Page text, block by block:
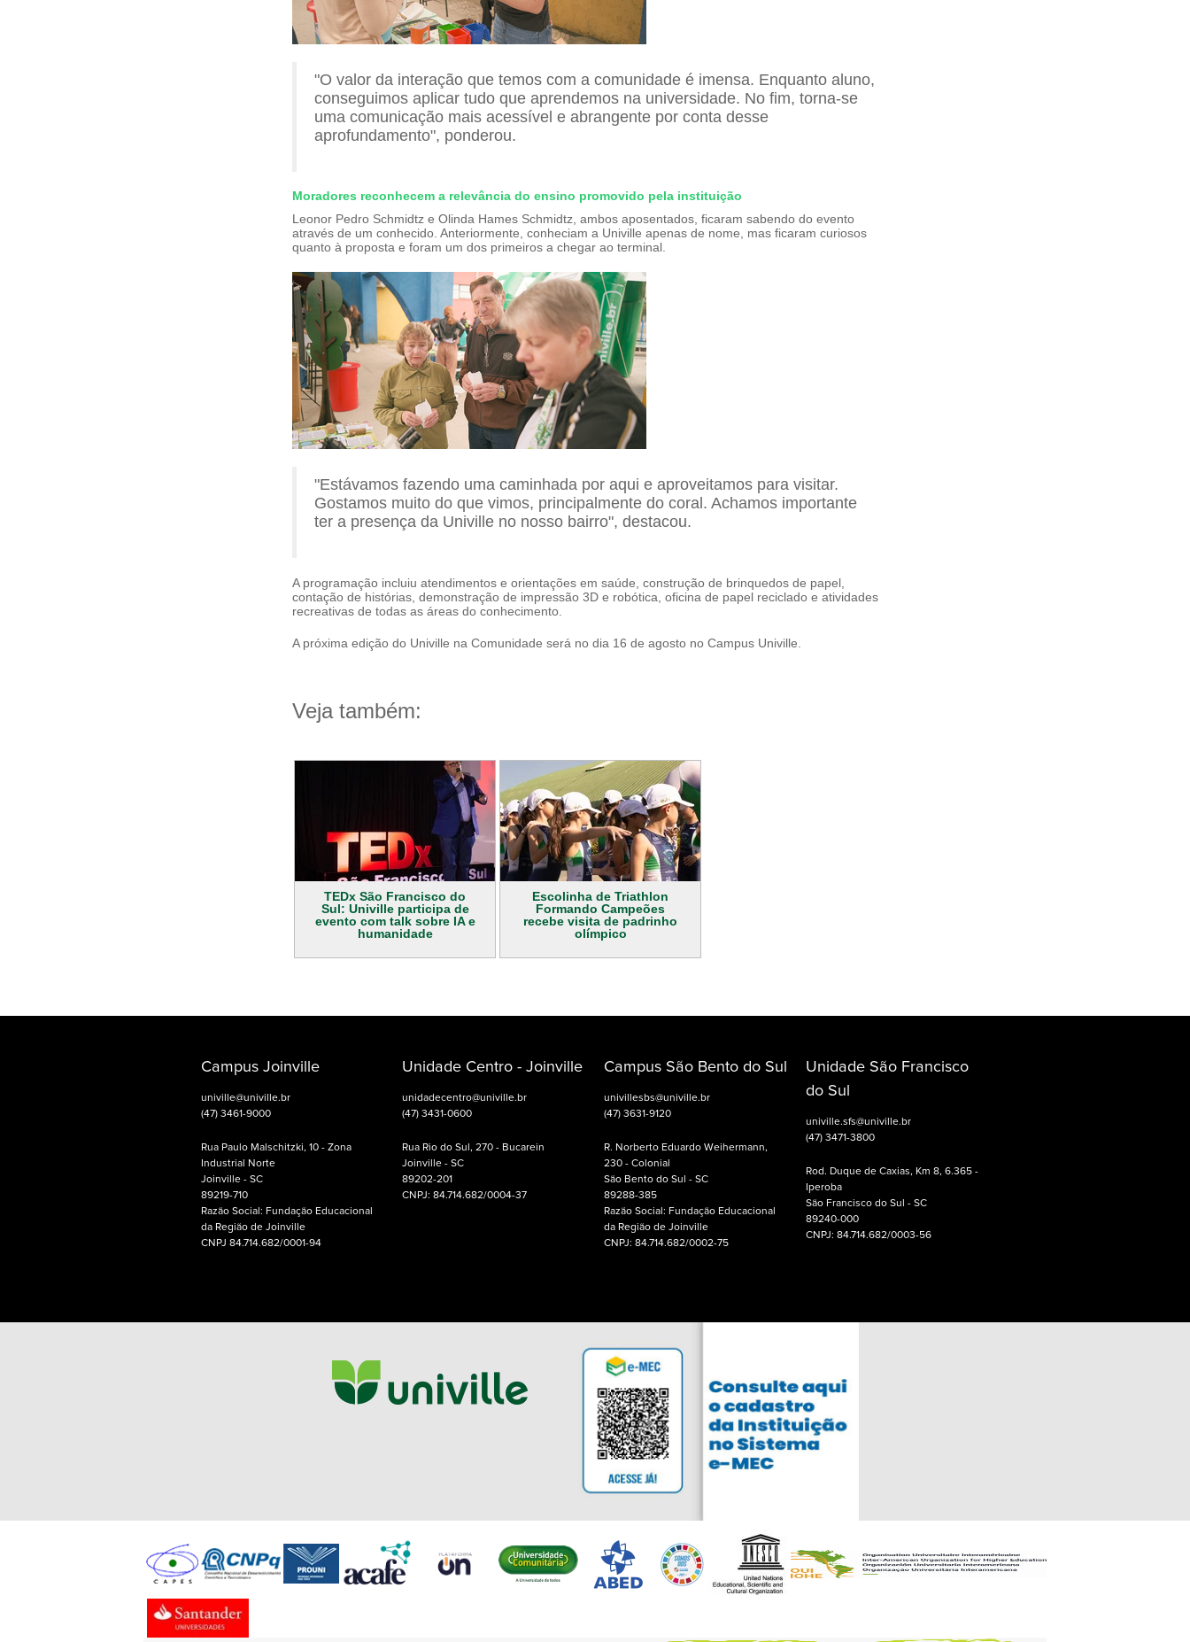
"O valor da interação que temos com a comunidade é imensa. Enquanto aluno,
conseguimos aplicar tudo que aprendemos na universidade. No fim, torna-se
uma comunicação mais acessível e abrangente por conta desse
aprofundamento", ponderou.
Moradores reconhecem a relevância do ensino promovido pela instituição
Leonor Pedro Schmidtz e Olinda Hames Schmidtz, ambos aposentados, ficaram sabendo do evento
através de um conhecido. Anteriormente, conheciam a Univille apenas de nome, mas ficaram curiosos
quanto à proposta e foram um dos primeiros a chegar ao terminal.
"Estávamos fazendo uma caminhada por aqui e aproveitamos para visitar.
Gostamos muito do que vimos, principalmente do coral. Achamos importante
ter a presença da Univille no nosso bairro", destacou.
A programação incluiu atendimentos e orientações em saúde, construção de brinquedos de papel,
contação de histórias, demonstração de impressão 3D e robótica, oficina de papel reciclado e atividades
recreativas de todas as áreas do conhecimento.
A próxima edição do Univille na Comunidade será no dia 16 de agosto no Campus Univille.
Veja também:
TEDx São Francisco do
Sul: Univille participa de
evento com talk sobre IA e
humanidade
Escolinha de Triathlon
Formando Campeões
recebe visita de padrinho
olímpico
Campus Joinville
univille@univille.br
(47) 3461-9000
Rua Paulo Malschitzki, 10 - Zona
Industrial Norte
Joinville - SC
89219-710
Razão Social: Fundação Educacional
da Região de Joinville
CNPJ 84.714.682/0001-94
Unidade Centro - Joinville
unidadecentro@univille.br
(47) 3431-0600
Rua Rio do Sul, 270 - Bucarein
Joinville - SC
89202-201
CNPJ: 84.714.682/0004-37
Campus São Bento do Sul
univillesbs@univille.br
(47) 3631-9120
R. Norberto Eduardo Weihermann,
230 - Colonial
São Bento do Sul - SC
89288-385
Razão Social: Fundação Educacional
da Região de Joinville
CNPJ: 84.714.682/0002-75
Unidade São Francisco
do Sul
univille.sfs@univille.br
(47) 3471-3800
Rod. Duque de Caxias, Km 8, 6.365 -
Iperoba
São Francisco do Sul - SC
89240-000
CNPJ: 84.714.682/0003-56